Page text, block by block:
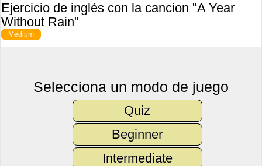
Ejercicio de inglés con la cancion "A Year
Without Rain"
Medium
Selecciona un modo de juego
Quiz
Beginner
Intermediate